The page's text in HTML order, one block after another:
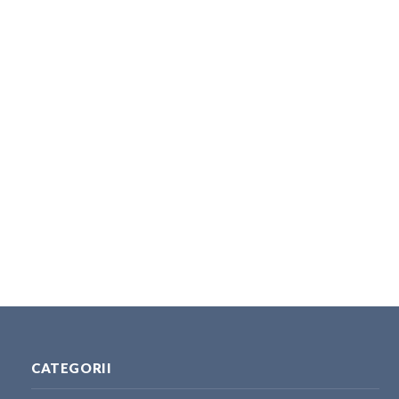
CATEGORII